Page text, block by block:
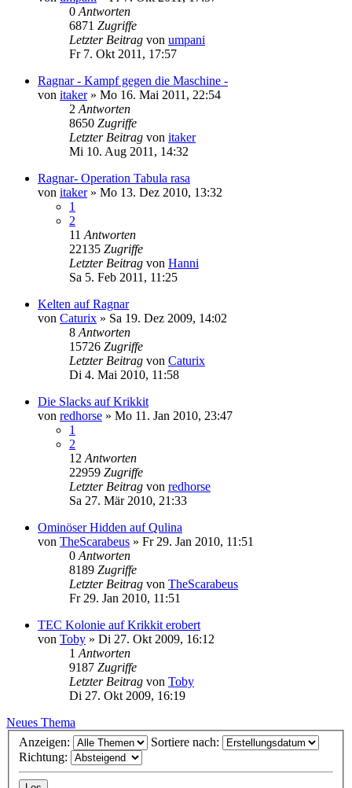
0 Antworten
6871 Zugriffe
Letzter Beitrag von umpani
Fr 7. Okt 2011, 17:57
Ragnar - Kampf gegen die Maschine -
von itaker» Mo 16. Mai 2011, 22:54
2 Antworten
8650 Zugriffe
Letzter Beitrag von itaker
Mi 10. Aug 2011, 14:32
Ragnar- Operation Tabula rasa
von itaker» Mo 13. Dez 2010, 13:32
1
2
11 Antworten
22135 Zugriffe
Letzter Beitrag von Hanni
Sa 5. Feb 2011, 11:25
Kelten auf Ragnar
von Caturix » Sa 19. Dez 2009, 14:02
8 Antworten
15726 Zugriffe
Letzter Beitrag von Caturix
Di 4. Mai 2010, 11:58
Die Slacks auf Krikkit
von redhorse » Mo 11. Jan 2010, 23:47
1
2
12 Antworten
22959 Zugriffe
Letzter Beitrag von redhorse
Sa 27. Mär 2010, 21:33
Ominöser Hidden auf Qulina
von TheScarabeus » Fr 29. Jan 2010, 11:51
0 Antworten
8189 Zugriffe
Letzter Beitrag von TheScarabeus
Fr 29. Jan 2010, 11:51
TEC Kolonie auf Krikkit erobert
von Toby » Di 27. Okt 2009, 16:12
1 Antworten
9187 Zugriffe
Letzter Beitrag von Toby
Di 27. Okt 2009, 16:19
Neues Thema
Anzeigen:
Sortiere nach:
Richtung: